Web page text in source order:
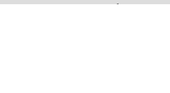
گویی خط روی دلستان است